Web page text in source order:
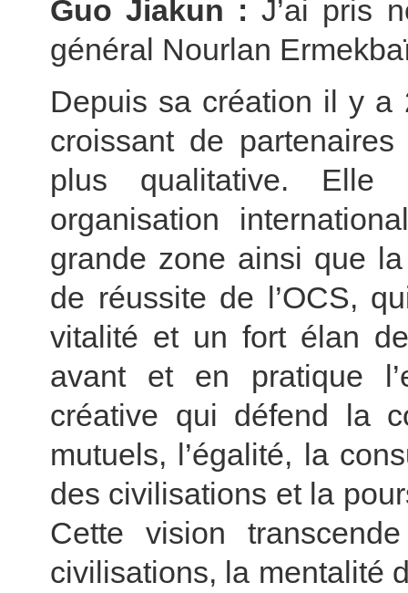
Guo Jiakun :J’ai pris
général Nourlan
Depuis sa création il y a
croissant de
plus qualitative. Elle
organisation
grande zone ainsi que
de réussite de l’OCS,
vitalité et un fort élan
avant et en pratique
créative qui défend la
mutuels, l’égalité, la
des civilisations et la
Cette vision
civilisations, la mentalité